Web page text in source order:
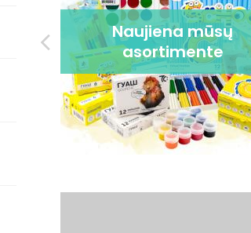
Naujiena mūsų
asortimente